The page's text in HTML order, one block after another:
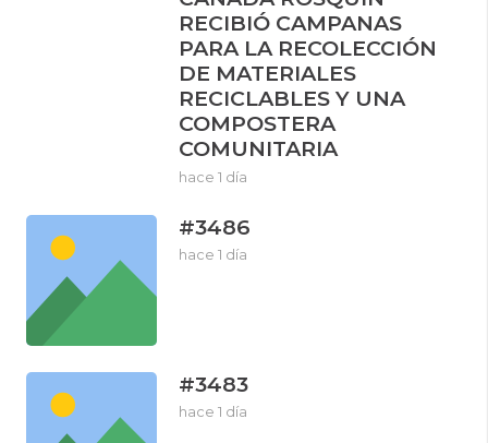
RECIBIÓ CAMPANAS
PARA LA RECOLECCIÓN
DE MATERIALES
RECICLABLES Y UNA
COMPOSTERA
COMUNITARIA
hace 1 día
#3486
hace 1 día
#3483
hace 1 día